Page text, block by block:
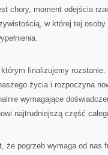
chory, moment odejścia
w której tej
finalizujemy
życia i rozpoczyna
wymagające
najtrudniejszą część
że pogrzeb wymaga od nas